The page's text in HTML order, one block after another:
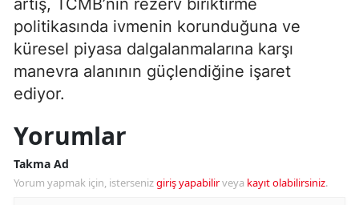
politikasında ivmenin korunduğuna ve
küresel piyasa dalgalanmalarına karşı
manevra alanının güçlendiğine işaret
ediyor.
Yorumlar
Takma Ad
Yorum yapmak için, istersenizgiriş yapabilirveya kayıt olabilirsiniz.